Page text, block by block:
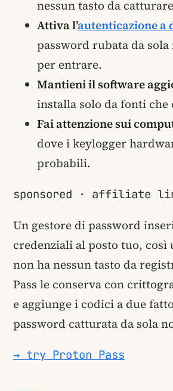
nessun tasto da
Attiva l’autenticazione a
password rubata da
per entrare.
Mantieni il software
installa solo da fonti che
Fai attenzione sui
dove i keylogger
probabili.
sponsored · affiliate
Un gestore di password
credenziali al posto tuo, così
non ha nessun tasto da
Pass le conserva con
e aggiunge i codici a due
password catturata da sola
→ try Proton Pass